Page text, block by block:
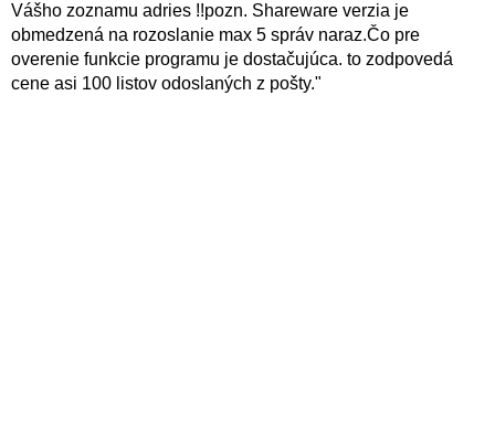
Vášho zoznamu adries !!pozn. Shareware verzia je
obmedzená na rozoslanie max 5 správ naraz.Čo pre
overenie funkcie programu je dostačujúca. to zodpovedá
cene asi 100 listov odoslaných z pošty."